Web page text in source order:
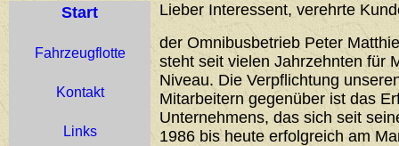
Start
Fahrzeugflotte
Kontakt
Links
Lieber Interessent, verehrte
der Omnibusbetrieb Peter
steht seit vielen Jahrzehnten für
Niveau. Die Verpflichtung
Mitarbeitern gegenüber ist das
Unternehmens, das sich seit
1986 bis heute erfolgreich am